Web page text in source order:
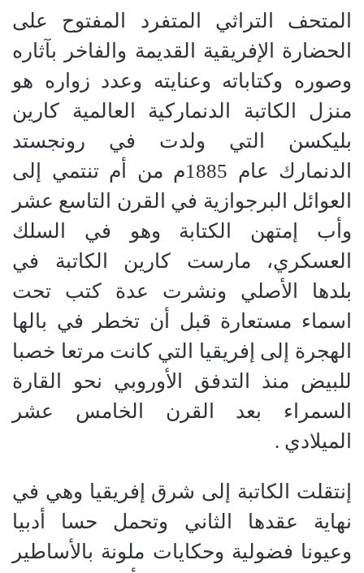
المتحف التراثي المتفرد المفتوح على
الحضارة الإفريقية القديمة والفاخر بآثاره
وصوره وكتاباته وعنايته وعدد زواره هو
منزل الكاتبة الدنماركية العالمية كارين
بليكسن التي ولدت في رونجستد
الدنمارك عام 1885م من أم تنتمي إلى
العوائل البرجوازية في القرن التاسع عشر
وأب إمتهن الكتابة وهو في السلك
العسكري، مارست كارين الكاتبة في
بلدها الأصلي ونشرت عدة كتب تحت
اسماء مستعارة قبل أن تخطر في بالها
الهجرة إلى إفريقيا التي كانت مرتعا خصبا
للبيض منذ التدفق الأوروبي نحو القارة
السمراء بعد القرن الخامس عشر
الميلادي .
إنتقلت الكاتبة إلى شرق إفريقيا وهي في
نهاية عقدها الثاني وتحمل حسا أدبيا
وعيونا فضولية وحكايات ملونة بالأساطير